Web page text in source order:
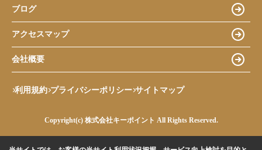
ブログ
アクセスマップ
会社概要
利用規約 プライバシーポリシー サイトマップ
Copyright(c) 株式会社キーポイント All Rights Reserved.